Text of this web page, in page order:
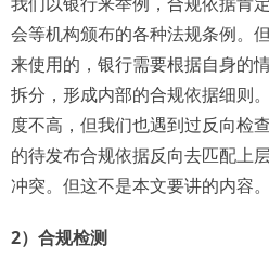
会等机构颁布的各种法规条例。
来使用的，银行需要根据自身的
拆分，形成内部的合规依据细则
度不高，但我们也遇到过反向检
的待发布合规依据反向去匹配上
冲突。但这不是本文要讲的内容。
2）合规检测